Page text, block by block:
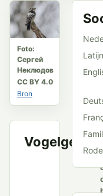
Foto:
Сергей
Неклюдов
CC BY 4.0
Bron
Vogelgeluid
Latijn